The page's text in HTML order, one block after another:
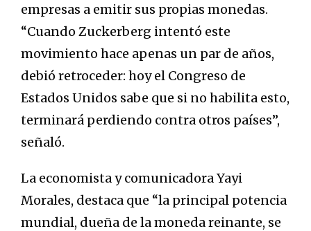
empresas a emitir sus propias monedas.
“Cuando Zuckerberg intentó este
movimiento hace apenas un par de años,
debió retroceder: hoy el Congreso de
Estados Unidos sabe que si no habilita esto,
terminará perdiendo contra otros países”,
señaló.
La economista y comunicadora Yayi
Morales, destaca que “la principal potencia
mundial, dueña de la moneda reinante, se